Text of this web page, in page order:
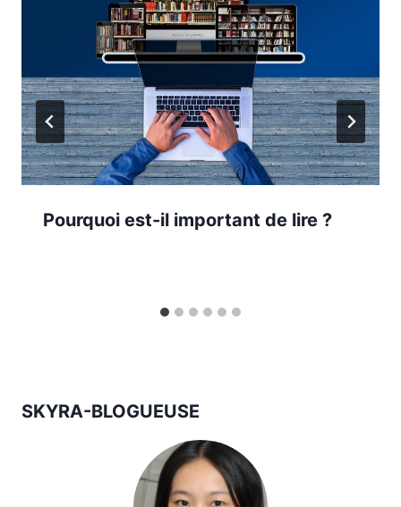
Pourquoi est-il important de lire ?
SKYRA-BLOGUEUSE